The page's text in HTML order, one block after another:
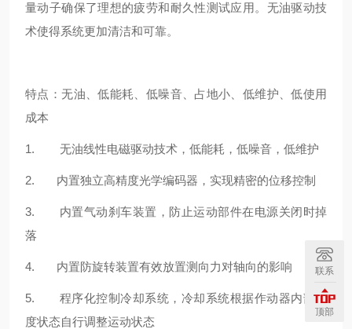
量动子确保了理想的疲劳和耐久性测试应用。无油驱动技
术使得系统更加清洁和可靠。
特点：无油、低能耗、低噪音、占地小、低维护、低使用
成本
1. 无油线性电磁驱动技术，低能耗，低噪音，低维护
2. 内置独立高精度光学编码器，实现精密的位移控制
3. 内置气动刹车装置，防止运动部件在电源关闭时掉
落
4. 内置防旋转装置有效放置测向力对轴向的影响
5. 程序化控制冷却系统，冷却系统根据作动器内部温
度状态自行调整运动状态
联系
顶部